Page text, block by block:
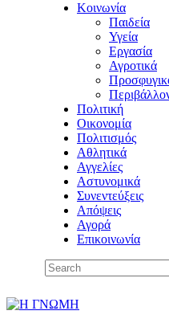
Κοινωνία
Παιδεία
Υγεία
Εργασία
Αγροτικά
Πολιτική
Οικονομία
Πολιτισμός
Αθλητικά
Αγγελίες
Αστυνομικά
Συνεντεύξεις
Απόψεις
Αγορά
Επικοινωνία